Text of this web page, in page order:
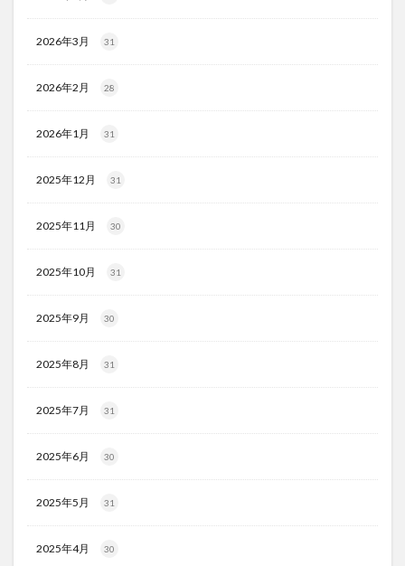
2026年3月 31
2026年2月 28
2026年1月 31
2025年12月 31
2025年11月 30
2025年10月 31
2025年9月 30
2025年8月 31
2025年7月 31
2025年6月 30
2025年5月 31
2025年4月 30